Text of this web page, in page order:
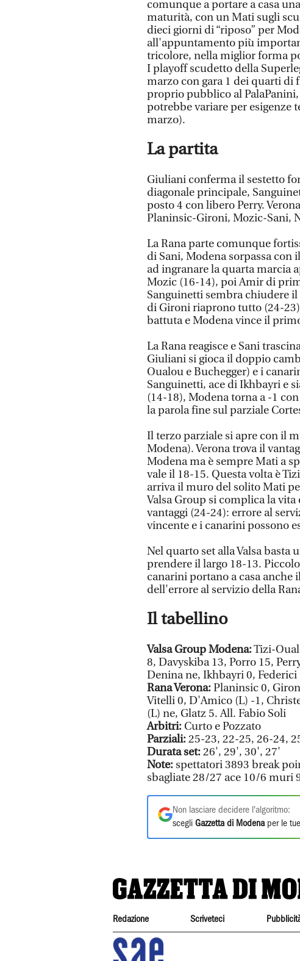
comunque a portare a casa
maturità, con un Mati sugli
dieci giorni di “riposo” per
all'appuntamento più
tricolore, nella miglior forma
I playoff scudetto della
marzo con gara 1 dei quarti di
proprio pubblico al
potrebbe variare per esigenze
marzo).
La partita
Giuliani conferma il sestetto
diagonale principale,
posto 4 con libero Perry.
Planinsic-Gironi, Mozic-Sani,
La Rana parte comunque
di Sani, Modena sorpassa con
ad ingranare la quarta marcia
Mozic (16-14), poi Amir di
Sanguinetti sembra chiudere
di Gironi riaprono tutto (24-
battuta e Modena vince il
La Rana reagisce e Sani
Giuliani si gioca il doppio
Oualou e Buchegger) e i
Sanguinetti, ace di Ikhbayri e
(14-18), Modena torna a -1
la parola fine sul parziale
Il terzo parziale si apre con il
Modena). Verona trova il
Modena ma è sempre Mati a
vale il 18-15. Questa volta è
arriva il muro del solito Mati
Valsa Group si complica la
vantaggi (24-24): errore al
vincente e i canarini possono
Nel quarto set alla Valsa basta
prendere il largo 18-13.
canarini portano a casa
dell'errore al servizio della
Il tabellino
Valsa Group Modena:Tizi-
8, Davyskiba 13, Porro 15,
Denina ne, Ikhbayri 0,
Rana Verona:Planinsic 0,
Vitelli 0, D'Amico (L) -1,
(L) ne, Glatz 5. All. Fabio Soli
Arbitri: Curto e Pozzato
Parziali:25-23, 22-25, 26-24,
Durata set:26', 29', 30', 27'
Note:spettatori 3893 break
sbagliate 28/27 ace 10/6 muri
Non lasciare decidere l'algoritmo:
scegli Gazzetta di Modena per le
Redazione Scriveteci